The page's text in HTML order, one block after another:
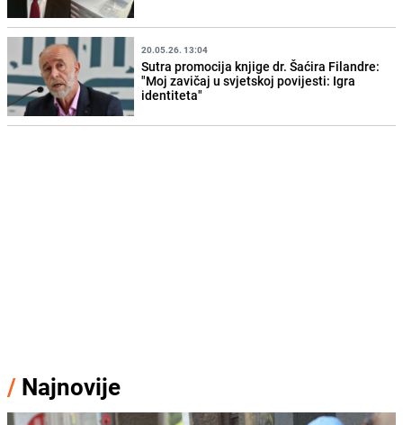
20.05.26. 13:04
Sutra promocija knjige dr. Šaćira Filandre:
"Moj zavičaj u svjetskoj povijesti: Igra
identiteta"
/ Najnovije